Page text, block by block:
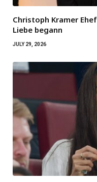
Christoph Kramer
Liebe begann
JULY 29, 2026